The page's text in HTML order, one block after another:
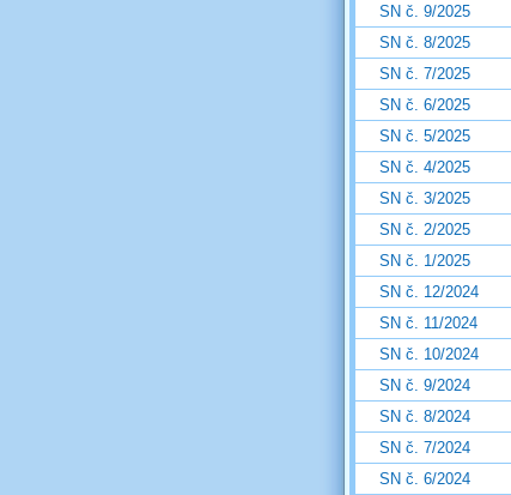
SN č. 9/2025
SN č. 8/2025
SN č. 7/2025
SN č. 6/2025
SN č. 5/2025
SN č. 4/2025
SN č. 3/2025
SN č. 2/2025
SN č. 1/2025
SN č. 12/2024
SN č. 11/2024
SN č. 10/2024
SN č. 9/2024
SN č. 8/2024
SN č. 7/2024
SN č. 6/2024